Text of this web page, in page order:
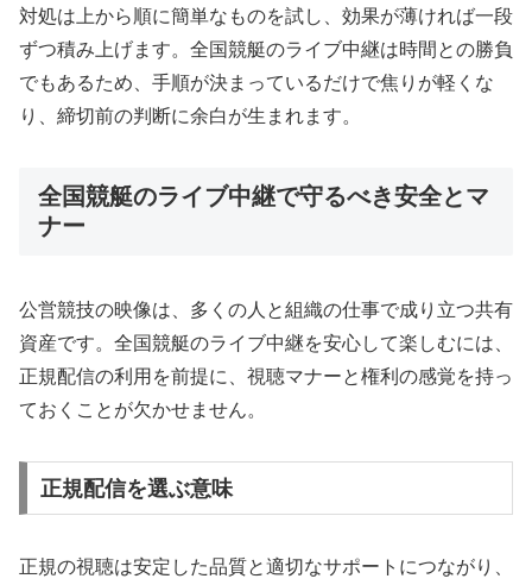
対処は上から順に簡単なものを試し、効果が薄ければ一段
ずつ積み上げます。全国競艇のライブ中継は時間との勝負
でもあるため、手順が決まっているだけで焦りが軽くな
り、締切前の判断に余白が生まれます。
全国競艇のライブ中継で守るべき安全とマ
ナー
公営競技の映像は、多くの人と組織の仕事で成り立つ共有
資産です。全国競艇のライブ中継を安心して楽しむには、
正規配信の利用を前提に、視聴マナーと権利の感覚を持っ
ておくことが欠かせません。
正規配信を選ぶ意味
正規の視聴は安定した品質と適切なサポートにつながり、